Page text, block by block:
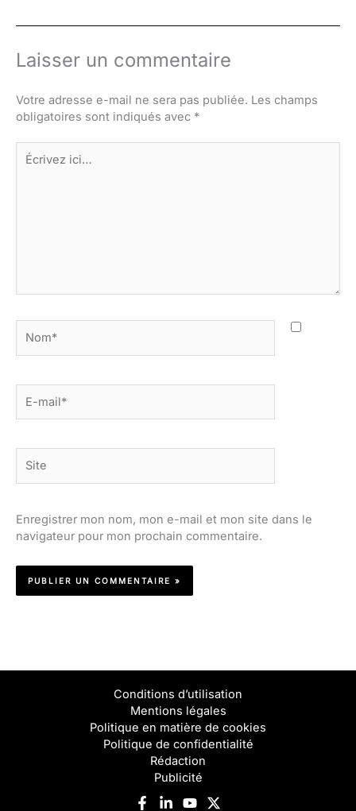
Laisser un commentaire
Votre adresse e-mail ne sera pas publiée. Les champs
obligatoires sont indiqués avec *
Écrivez
ici…
mail*
Enregistrer mon nom, mon e-mail et mon site dans le
navigateur pour mon prochain commentaire.
Conditions d’utilisation
Mentions légales
Politique en matière de cookies
Politique de confidentialité
Rédaction
Publicité